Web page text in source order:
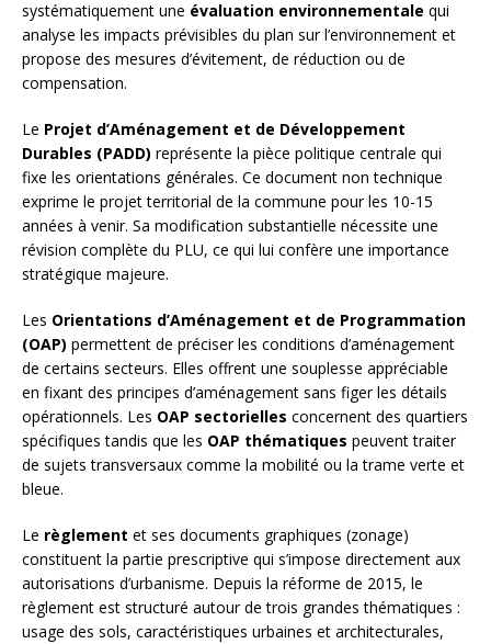
systématiquement une évaluation environnementale qui
analyse les impacts prévisibles du plan sur l’environnement et
propose des mesures d’évitement, de réduction ou de
compensation.
Le Projet d’Aménagement et de Développement
Durables (PADD) représente la pièce politique centrale qui
fixe les orientations générales. Ce document non technique
exprime le projet territorial de la commune pour les 10-15
années à venir. Sa modification substantielle nécessite une
révision complète du PLU, ce qui lui confère une importance
stratégique majeure.
Les Orientations d’Aménagement et de Programmation
(OAP) permettent de préciser les conditions d’aménagement
de certains secteurs. Elles offrent une souplesse appréciable
en fixant des principes d’aménagement sans figer les détails
opérationnels. Les OAP sectorielles concernent des quartiers
spécifiques tandis que les OAP thématiques peuvent traiter
de sujets transversaux comme la mobilité ou la trame verte et
bleue.
Le règlement et ses documents graphiques (zonage)
constituent la partie prescriptive qui s’impose directement aux
autorisations d’urbanisme. Depuis la réforme de 2015, le
règlement est structuré autour de trois grandes thématiques :
usage des sols, caractéristiques urbaines et architecturales,